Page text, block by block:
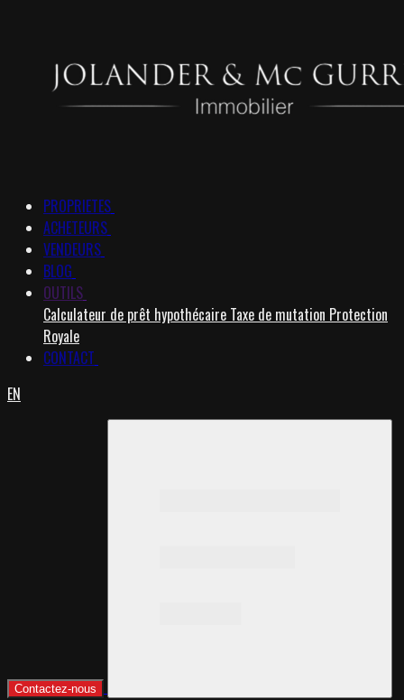
PROPRIETES
ACHETEURS
VENDEURS
BLOG
OUTILS
Calculateur de prêt hypothécaire Taxe de mutation Protection
Royale
CONTACT
EN
Contactez-nous